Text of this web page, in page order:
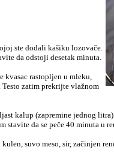
ste dodali kašiku lozovače.
da odstoji desetak minuta.
kvasac rastopljen u mleku,
Testo zatim prekrijte vlažnom
kalup (zapremine jednog
stavite da se peče 40 minuta u
suvo meso, sir, začinjen